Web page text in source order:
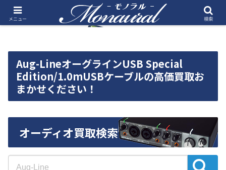
Aug-LineオーグラインUSB Special
Edition/1.0mUSBケーブルの高価買取お
まかせください！
オーディオ買取検索
メニュー 検索